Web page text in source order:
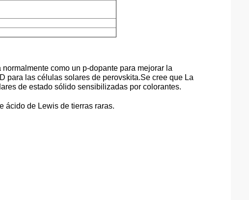
como un p-dopante para mejorar la
para las células solares de perovskita.Se cree que La
de estado sólido sensibilizadas por colorantes.
ácido de Lewis de tierras raras.